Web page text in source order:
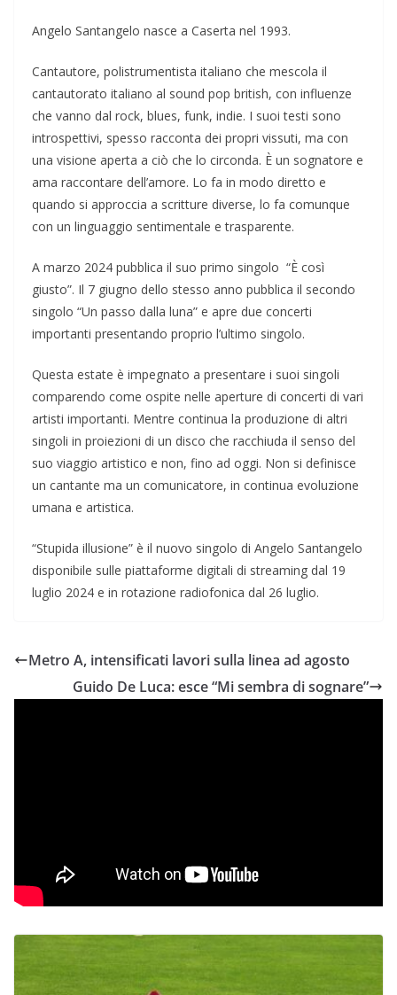
Angelo Santangelo nasce a Caserta nel 1993.
Cantautore, polistrumentista italiano che mescola il
cantautorato italiano al sound pop british, con influenze
che vanno dal rock, blues, funk, indie. I suoi testi sono
introspettivi, spesso racconta dei propri vissuti, ma con
una visione aperta a ciò che lo circonda. È un sognatore e
ama raccontare dell’amore. Lo fa in modo diretto e
quando si approccia a scritture diverse, lo fa comunque
con un linguaggio sentimentale e trasparente.
A marzo 2024 pubblica il suo primo singolo “È così
giusto”. Il 7 giugno dello stesso anno pubblica il secondo
singolo “Un passo dalla luna” e apre due concerti
importanti presentando proprio l’ultimo singolo.
Questa estate è impegnato a presentare i suoi singoli
comparendo come ospite nelle aperture di concerti di vari
artisti importanti. Mentre continua la produzione di altri
singoli in proiezioni di un disco che racchiuda il senso del
suo viaggio artistico e non, fino ad oggi. Non si definisce
un cantante ma un comunicatore, in continua evoluzione
umana e artistica.
“Stupida illusione” è il nuovo singolo di Angelo Santangelo
disponibile sulle piattaforme digitali di streaming dal 19
luglio 2024 e in rotazione radiofonica dal 26 luglio.
Metro A, intensificati lavori sulla linea ad agosto
Guido De Luca: esce “Mi sembra di sognare”